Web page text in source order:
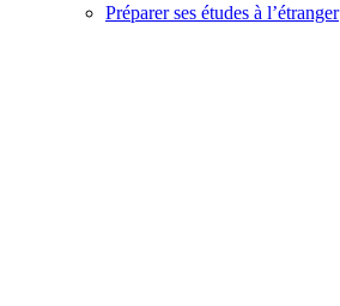
Préparer ses études à l’étranger